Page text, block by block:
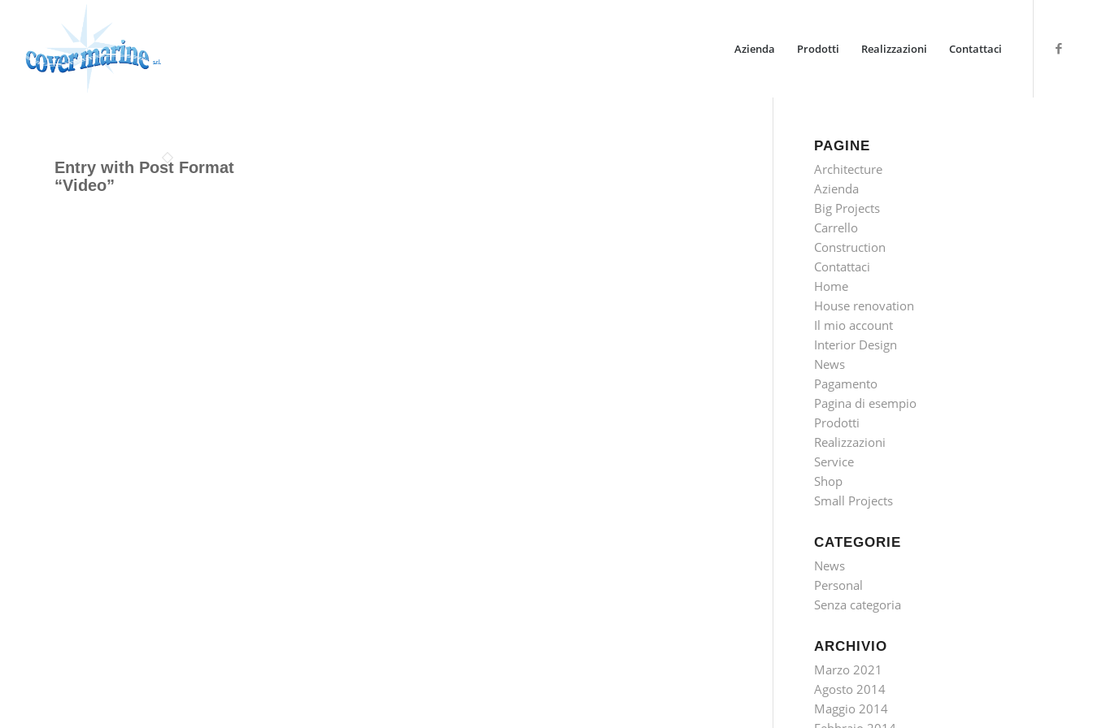
Azienda Prodotti Realizzazioni Contattaci
Entry with Post Format
“Video”
PAGINE
Architecture
Azienda
Big Projects
Carrello
Construction
Contattaci
Home
House renovation
Il mio account
Interior Design
News
Pagamento
Pagina di esempio
Prodotti
Realizzazioni
Service
Shop
Small Projects
CATEGORIE
News
Personal
Senza categoria
ARCHIVIO
Marzo 2021
Agosto 2014
Maggio 2014